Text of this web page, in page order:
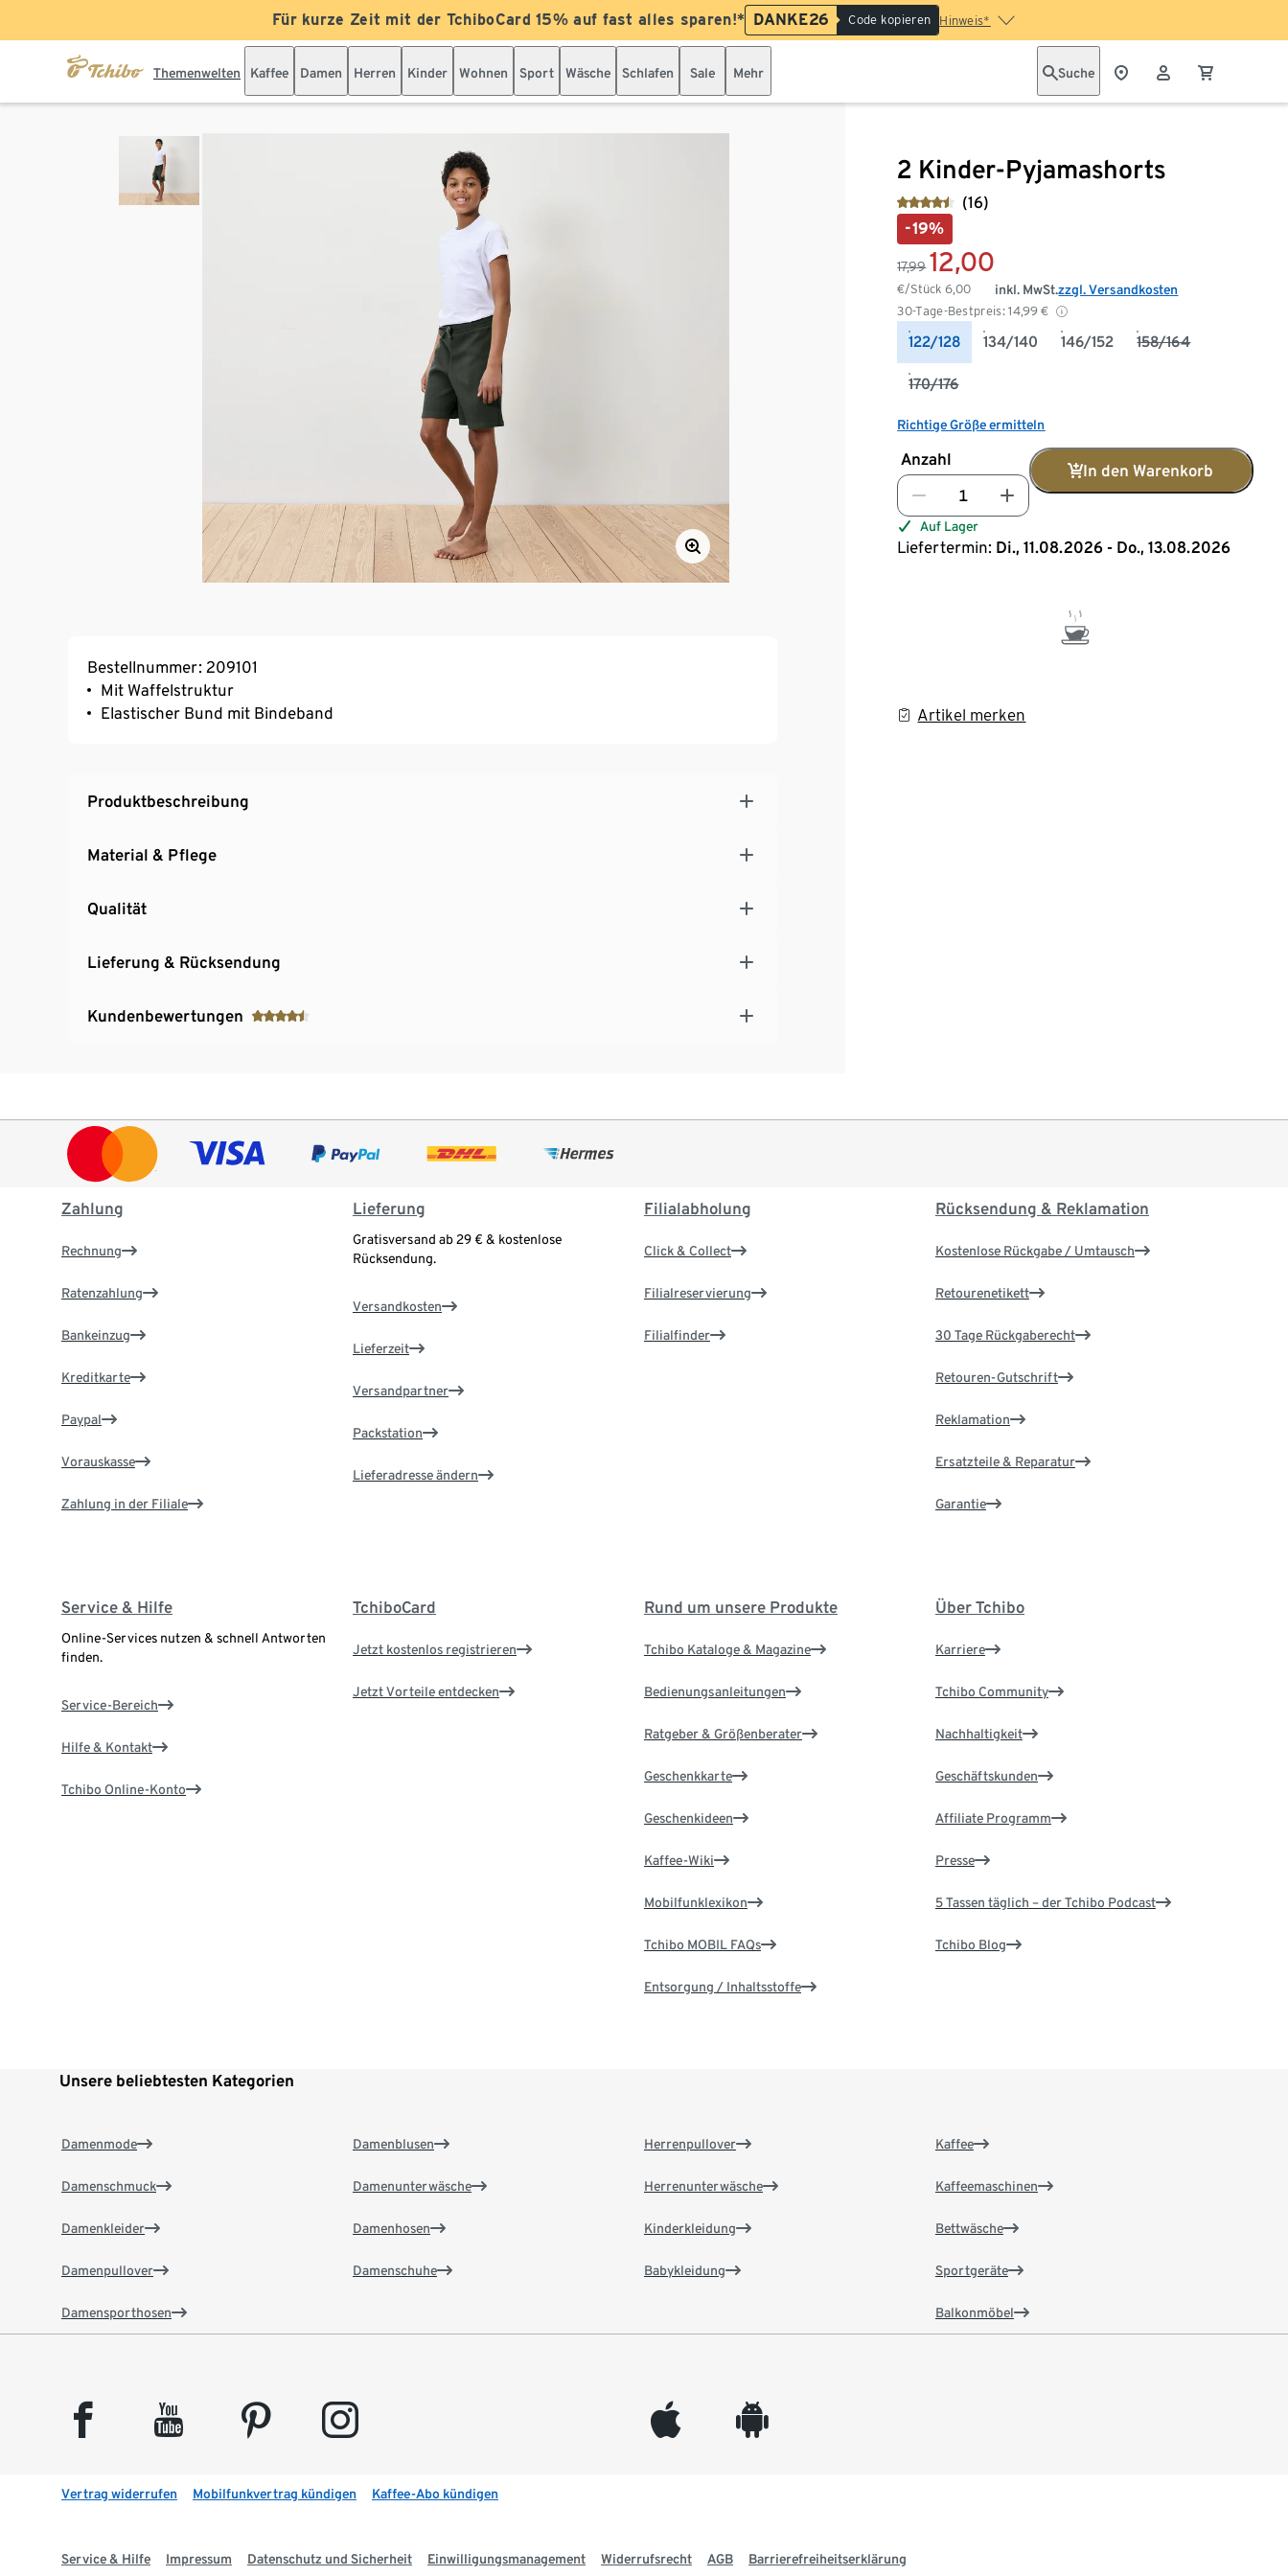
Für kurze Zeit mit der TchiboCard 15% auf fast alles sparen!* DANKE26 Code kopieren Hinweis*
Themenwelten Kaffee Damen Herren Kinder Wohnen Sport Wäsche Schlafen Sale Mehr Suche
2 Kinder-Pyjamashorts
(16)
-19%
17,99 12,00
€/Stück6,00
30-Tage-Bestpreis: 14,99 €
inkl. MwSt.zzgl. Versandkosten
122/128 134/140 146/152 158/164
170/176
Richtige Größe ermitteln
Anzahl
In den Warenkorb
Auf Lager
Liefertermin: Di., 11.08.2026 - Do., 13.08.2026
Artikel merken
Bestellnummer: 209101
Mit Waffelstruktur
Elastischer Bund mit Bindeband
Produktbeschreibung
Material & Pflege
Qualität
Lieferung & Rücksendung
Kundenbewertungen
Zahlung
Rechnung
Ratenzahlung
Bankeinzug
Kreditkarte
Paypal
Vorauskasse
Zahlung in der Filiale
Lieferung
Gratisversand ab 29 € & kostenlose
Rücksendung.
Versandkosten
Lieferzeit
Versandpartner
Packstation
Lieferadresse ändern
Filialabholung
Click & Collect
Filialreservierung
Filialfinder
Rücksendung & Reklamation
Kostenlose Rückgabe / Umtausch
Retourenetikett
30 Tage Rückgaberecht
Retouren-Gutschrift
Reklamation
Ersatzteile & Reparatur
Garantie
Service & Hilfe
Online-Services nutzen & schnell Antworten
finden.
Service-Bereich
Hilfe & Kontakt
Tchibo Online-Konto
TchiboCard
Jetzt kostenlos registrieren
Jetzt Vorteile entdecken
Rund um unsere Produkte
Tchibo Kataloge & Magazine
Bedienungsanleitungen
Ratgeber & Größenberater
Geschenkkarte
Geschenkideen
Kaffee-Wiki
Mobilfunklexikon
Tchibo MOBIL FAQs
Entsorgung / Inhaltsstoffe
Über Tchibo
Karriere
Tchibo Community
Nachhaltigkeit
Geschäftskunden
Affiliate Programm
Presse
5 Tassen täglich – der Tchibo Podcast
Tchibo Blog
Unsere beliebtesten Kategorien
Damenmode
Damenschmuck
Damenkleider
Damenpullover
Damensporthosen
Damenblusen
Damenunterwäsche
Damenhosen
Damenschuhe
Herrenpullover
Herrenunterwäsche
Kinderkleidung
Babykleidung
Kaffee
Kaffeemaschinen
Bettwäsche
Sportgeräte
Balkonmöbel
facebook youtube pinterest instagram appleinc android
Vertrag widerrufen Mobilfunkvertrag kündigen Kaffee-Abo kündigen
Service & Hilfe Impressum Datenschutz und Sicherheit Einwilligungsmanagement Widerrufsrecht AGB Barrierefreiheitserklärung